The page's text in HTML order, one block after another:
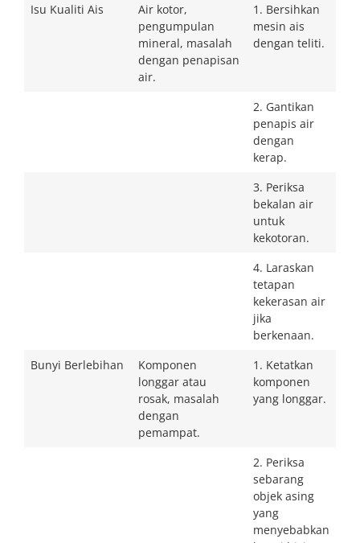
Isu Kualiti Ais
Air kotor,
pengumpulan
mineral, masalah
dengan penapisan
air.
1. Bersihkan
mesin ais
dengan teliti.
2. Gantikan
penapis air
dengan
kerap.
3. Periksa
bekalan air
untuk
kekotoran.
4. Laraskan
tetapan
kekerasan air
jika
berkenaan.
Bunyi Berlebihan
Komponen
longgar atau
rosak, masalah
dengan
pemampat.
1. Ketatkan
komponen
yang longgar.
2. Periksa
sebarang
objek asing
yang
menyebabkan